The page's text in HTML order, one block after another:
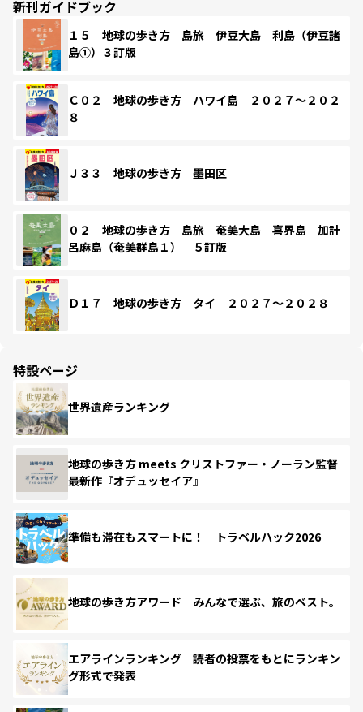
新刊ガイドブック
１５ 地球の歩き方 島旅 伊豆大島 利島（伊豆諸
島①）３訂版
Ｃ０２ 地球の歩き方 ハワイ島 ２０２７～２０２
８
Ｊ３３ 地球の歩き方 墨田区
０２ 地球の歩き方 島旅 奄美大島 喜界島 加計
呂麻島（奄美群島１） ５訂版
Ｄ１７ 地球の歩き方 タイ ２０２７～２０２８
特設ページ
世界遺産ランキング
地球の歩き方 meets クリストファー・ノーラン監督
最新作『オデュッセイア』
準備も滞在もスマートに！ トラベルハック2026
地球の歩き方アワード みんなで選ぶ、旅のベスト。
エアラインランキング 読者の投票をもとにランキン
グ形式で発表